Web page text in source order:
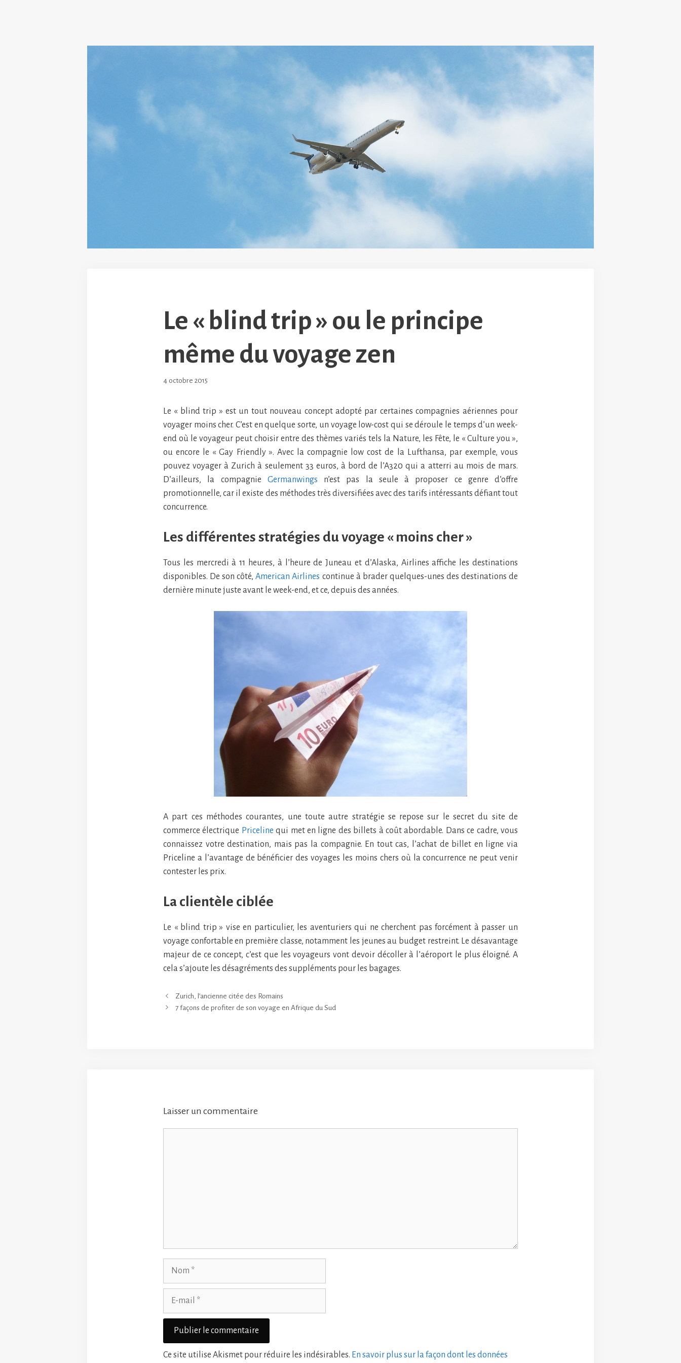
Le « blind trip » ou le principe
même du voyage zen
4 octobre 2015
Le « blind trip » est un tout nouveau concept adopté par certaines compagnies aériennes pour
voyager moins cher. C’est en quelque sorte, un voyage low-cost qui se déroule le temps d’un week-
end où le voyageur peut choisir entre des thèmes variés tels la Nature, les Fête, le « Culture you »,
ou encore le « Gay Friendly ». Avec la compagnie low cost de la Lufthansa, par exemple, vous
pouvez voyager à Zurich à seulement 33 euros, à bord de l’A320 qui a atterri au mois de mars.
D’ailleurs, la compagnie Germanwings n’est pas la seule à proposer ce genre d’offre
promotionnelle, car il existe des méthodes très diversifiées avec des tarifs intéressants défiant tout
concurrence.
Les différentes stratégies du voyage « moins cher »
Tous les mercredi à 11 heures, à l’heure de Juneau et d’Alaska, Airlines affiche les destinations
disponibles. De son côté,American Airlines continue à brader quelques-unes des destinations de
dernière minute juste avant le week-end, et ce, depuis des années.
A part ces méthodes courantes, une toute autre stratégie se repose sur le secret du site de
commerce électrique Pricelinequi met en ligne des billets à coût abordable. Dans ce cadre, vous
connaissez votre destination, mais pas la compagnie. En tout cas, l’achat de billet en ligne via
Priceline a l’avantage de bénéficier des voyages les moins chers où la concurrence ne peut venir
contester les prix.
La clientèle ciblée
Le « blind trip » vise en particulier, les aventuriers qui ne cherchent pas forcément à passer un
voyage confortable en première classe, notamment les jeunes au budget restreint. Le désavantage
majeur de ce concept, c’est que les voyageurs vont devoir décoller à l’aéroport le plus éloigné. A
cela s’ajoute les désagréments des suppléments pour les bagages.
Zurich, l’ancienne citée des Romains
7 façons de profiter de son voyage en Afrique du Sud
Laisser un commentaire
Ce site utilise Akismet pour réduire les indésirables. En savoir plus sur la façon dont les données